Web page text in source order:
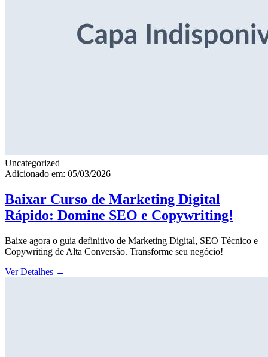
Uncategorized
Adicionado em: 05/03/2026
Baixar Curso de Marketing Digital
Rápido: Domine SEO e Copywriting!
Baixe agora o guia definitivo de Marketing Digital, SEO Técnico e
Copywriting de Alta Conversão. Transforme seu negócio!
Ver Detalhes →